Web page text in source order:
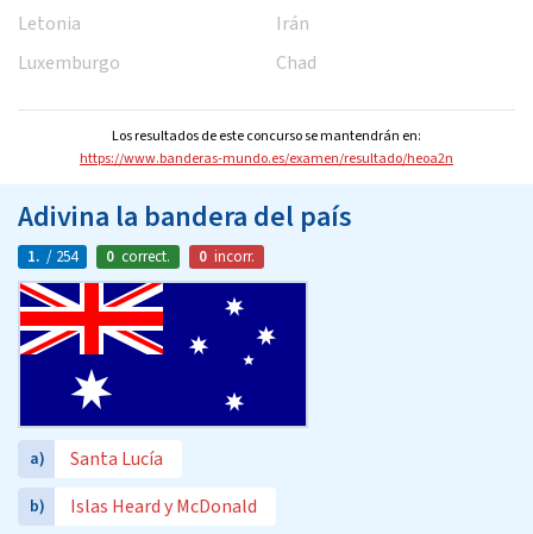
Letonia
Luxemburgo
Irán
Chad
Los resultados de este concurso se mantendrán en:
https://www.banderas-mundo.es/examen/resultado/heoa2n
Adivina la bandera del país
1. / 254 0 correct. 0 incorr.
a) Santa Lucía
b) Islas Heard y McDonald